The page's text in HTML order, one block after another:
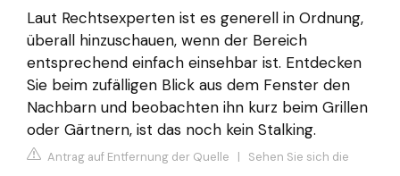
Laut Rechtsexperten ist es generell in Ordnung,
überall hinzuschauen, wenn der Bereich
entsprechend einfach einsehbar ist. Entdecken
Sie beim zufälligen Blick aus dem Fenster den
Nachbarn und beobachten ihn kurz beim Grillen
oder Gärtnern, ist das noch kein Stalking.
Antrag auf Entfernung der Quelle | Sehen Sie sich die